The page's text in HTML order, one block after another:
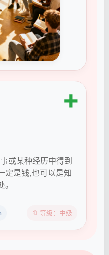
➕
或某种经历中得到
定是钱,也可以是知
🔖 等级：中级